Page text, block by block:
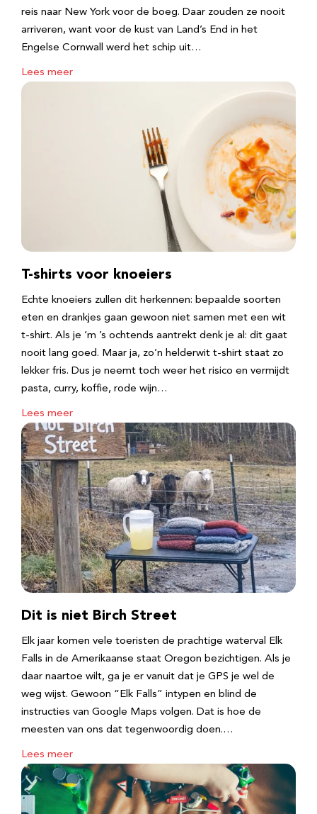
reis naar New York voor de boeg. Daar zouden ze nooit
arriveren, want voor de kust van Land’s End in het
Engelse Cornwall werd het schip uit…
Lees meer
T-shirts voor knoeiers
Echte knoeiers zullen dit herkennen: bepaalde soorten
eten en drankjes gaan gewoon niet samen met een wit
t-shirt. Als je ‘m ’s ochtends aantrekt denk je al: dit gaat
nooit lang goed. Maar ja, zo’n helderwit t-shirt staat zo
lekker fris. Dus je neemt toch weer het risico en vermijdt
pasta, curry, koffie, rode wijn…
Lees meer
Dit is niet Birch Street
Elk jaar komen vele toeristen de prachtige waterval Elk
Falls in de Amerikaanse staat Oregon bezichtigen. Als je
daar naartoe wilt, ga je er vanuit dat je GPS je wel de
weg wijst. Gewoon “Elk Falls” intypen en blind de
instructies van Google Maps volgen. Dat is hoe de
meesten van ons dat tegenwoordig doen.…
Lees meer